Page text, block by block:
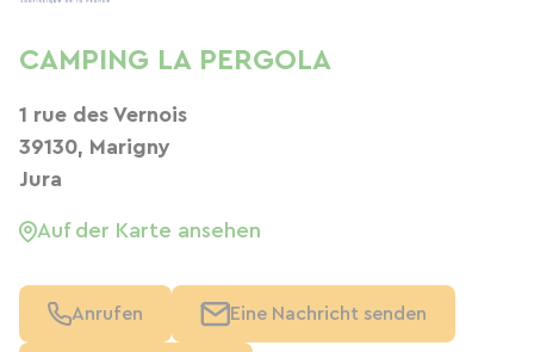
CAMPING LA PERGOLA
1 rue des Vernois
39130, Marigny
Jura
Auf der Karte ansehen
Anrufen Eine Nachricht senden